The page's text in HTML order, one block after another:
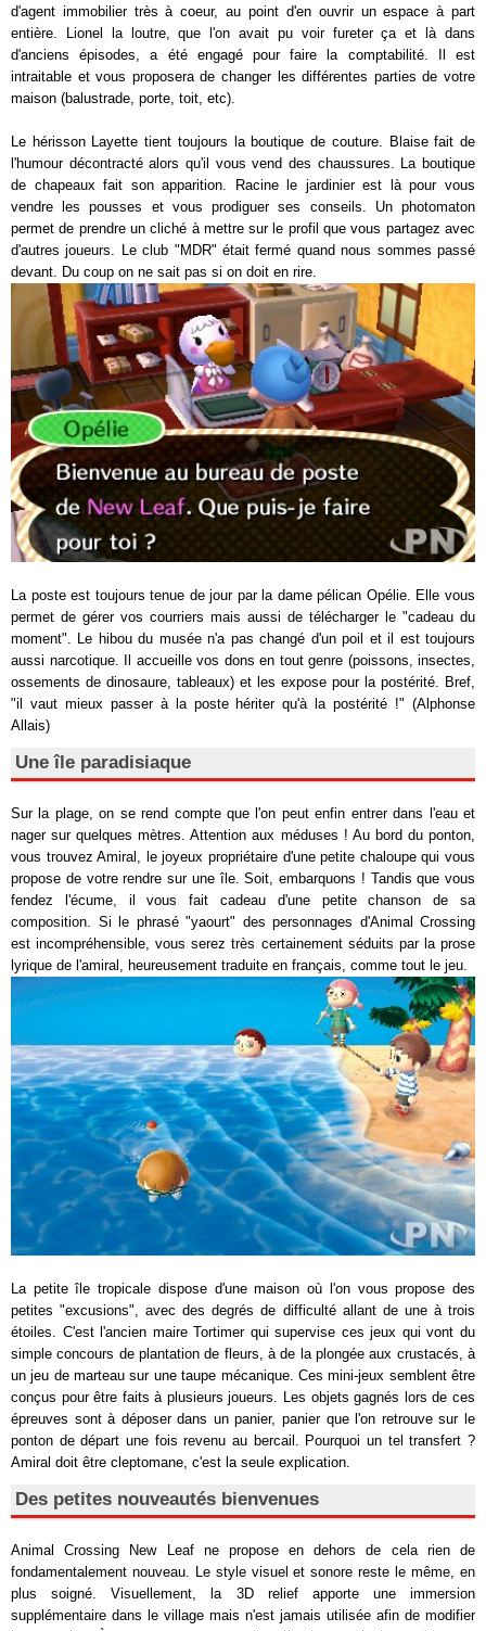
d'agent immobilier très à coeur, au point d'en ouvrir un espace à part
entière. Lionel la loutre, que l'on avait pu voir fureter ça et là dans
d'anciens épisodes, a été engagé pour faire la comptabilité. Il est
intraitable et vous proposera de changer les différentes parties de votre
maison (balustrade, porte, toit, etc).
Le hérisson Layette tient toujours la boutique de couture. Blaise fait de
l'humour décontracté alors qu'il vous vend des chaussures. La boutique
de chapeaux fait son apparition. Racine le jardinier est là pour vous
vendre les pousses et vous prodiguer ses conseils. Un photomaton
permet de prendre un cliché à mettre sur le profil que vous partagez avec
d'autres joueurs. Le club "MDR" était fermé quand nous sommes passé
devant. Du coup on ne sait pas si on doit en rire.
La poste est toujours tenue de jour par la dame pélican Opélie. Elle vous
permet de gérer vos courriers mais aussi de télécharger le "cadeau du
moment". Le hibou du musée n'a pas changé d'un poil et il est toujours
aussi narcotique. Il accueille vos dons en tout genre (poissons, insectes,
ossements de dinosaure, tableaux) et les expose pour la postérité. Bref,
"il vaut mieux passer à la poste hériter qu'à la postérité !" (Alphonse
Allais)
Une île paradisiaque
Sur la plage, on se rend compte que l'on peut enfin entrer dans l'eau et
nager sur quelques mètres. Attention aux méduses ! Au bord du ponton,
vous trouvez Amiral, le joyeux propriétaire d'une petite chaloupe qui vous
propose de votre rendre sur une île. Soit, embarquons ! Tandis que vous
fendez l'écume, il vous fait cadeau d'une petite chanson de sa
composition. Si le phrasé "yaourt" des personnages d'Animal Crossing
est incompréhensible, vous serez très certainement séduits par la prose
lyrique de l'amiral, heureusement traduite en français, comme tout le jeu.
La petite île tropicale dispose d'une maison où l'on vous propose des
petites "excusions", avec des degrés de difficulté allant de une à trois
étoiles. C'est l'ancien maire Tortimer qui supervise ces jeux qui vont du
simple concours de plantation de fleurs, à de la plongée aux crustacés, à
un jeu de marteau sur une taupe mécanique. Ces mini-jeux semblent être
conçus pour être faits à plusieurs joueurs. Les objets gagnés lors de ces
épreuves sont à déposer dans un panier, panier que l'on retrouve sur le
ponton de départ une fois revenu au bercail. Pourquoi un tel transfert ?
Amiral doit être cleptomane, c'est la seule explication.
Des petites nouveautés bienvenues
Animal Crossing New Leaf ne propose en dehors de cela rien de
fondamentalement nouveau. Le style visuel et sonore reste le même, en
plus soigné. Visuellement, la 3D relief apporte une immersion
supplémentaire dans le village mais n'est jamais utilisée afin de modifier